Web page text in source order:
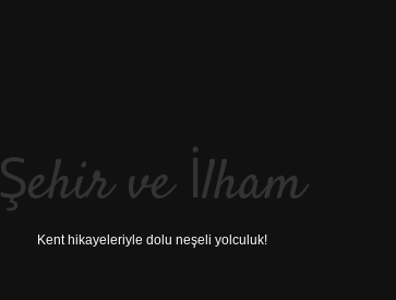
Şehir ve İlham
Kent hikayeleriyle dolu neşeli yolculuk!